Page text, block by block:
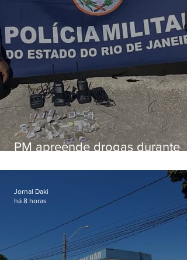
PM apreende drogas durante
Jornal Daki
há 8 horas